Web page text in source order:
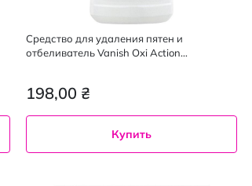
Средство для удаления пятен и
отбеливатель Vanish Oxi Action
198,00 ₴
Купить